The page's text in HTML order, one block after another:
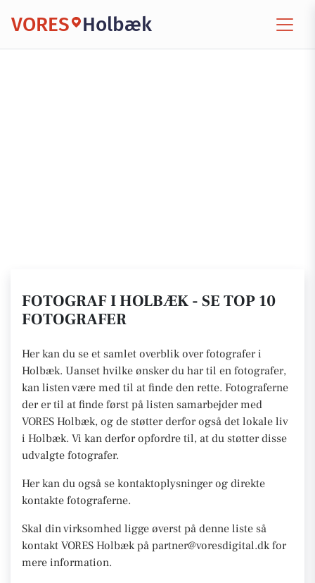
VORES Holbæk
FOTOGRAF I HOLBÆK - SE TOP 10
FOTOGRAFER
Her kan du se et samlet overblik over fotografer i
Holbæk. Uanset hvilke ønsker du har til en fotografer,
kan listen være med til at finde den rette. Fotograferne
der er til at finde først på listen samarbejder med
VORES Holbæk, og de støtter derfor også det lokale liv
i Holbæk. Vi kan derfor opfordre til, at du støtter disse
udvalgte fotografer.
Her kan du også se kontaktoplysninger og direkte
kontakte fotograferne.
Skal din virksomhed ligge øverst på denne liste så
kontakt VORES Holbæk på partner@voresdigital.dk for
mere information.